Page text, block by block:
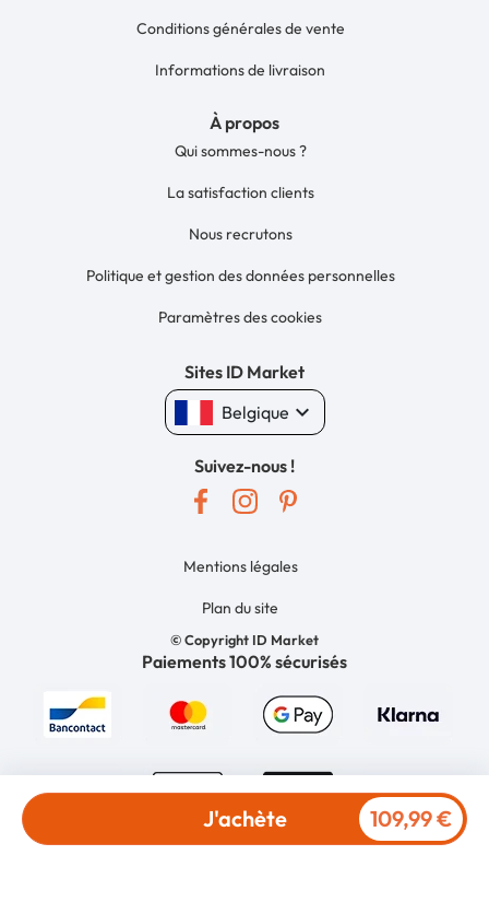
J'achète 109,99 €
Conditions générales de vente
Informations de livraison
À propos
Qui sommes-nous ?
La satisfaction clients
Nous recrutons
Politique et gestion des données personnelles
Paramètres des cookies
Sites ID Market
Belgique keyboard_arrow_down
Suivez-nous !
© Copyright ID Market
Mentions légales
Plan du site
Paiements 100% sécurisés